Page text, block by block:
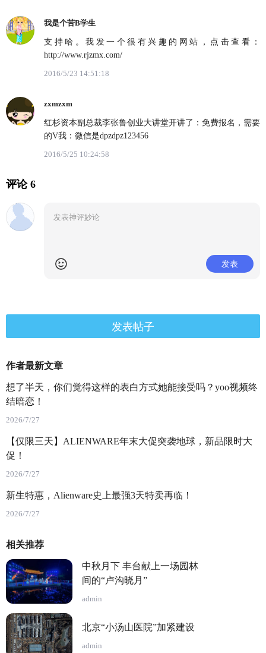
我是个苦B学生
支持哈。我发一个很有兴趣的网站，点击查看：
http://www.rjzmx.com/
2016/5/23 14:51:18
zxmzxm
红杉资本副总裁李张鲁创业大讲堂开讲了：免费报名，需要
的V我：微信是dpzdpz123456
2016/5/25 10:24:58
评论 6
发表
发表帖子
作者最新文章
想了半天，你们觉得这样的表白方式她能接受吗？yoo视频终
结暗恋！
2026/7/27
【仅限三天】ALIENWARE年末大促突袭地球，新品限时大
促！
2026/7/27
新生特惠，Alienware史上最强3天特卖再临！
2026/7/27
相关推荐
中秋月下 丰台献上一场园林
间的“卢沟晓月”
admin
北京“小汤山医院”加紧建设
admin